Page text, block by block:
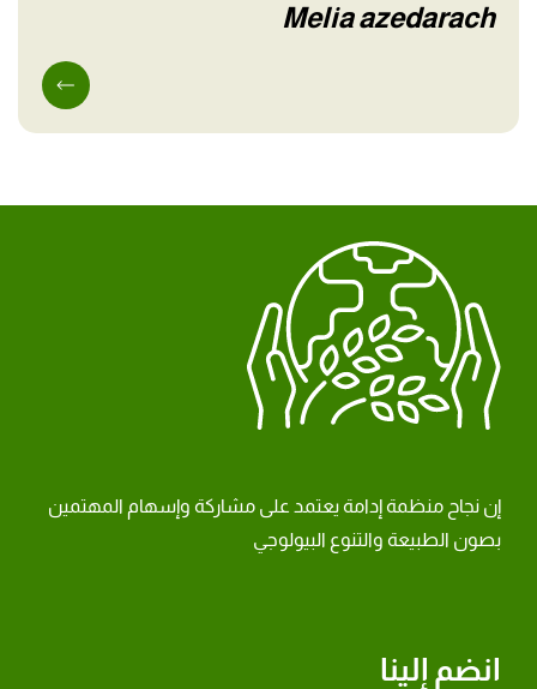
Melia azedarach
انضم إلينا
إن نجاح منظمة إدامة يعتمد على مشاركة وإسهام المهتمين
بصون الطبيعة والتنوع البيولوجي